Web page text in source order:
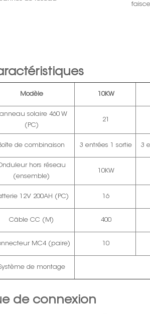
Modèle 10KW
solaire 460 W
(PC)
21
de combinaison 3 entrées 1 sortie 3
hors réseau
(ensemble)
10KW
12V 200AH (PC) 16
Câble CC (M) 400
MC4 (paire) 10
de montage
de connexion